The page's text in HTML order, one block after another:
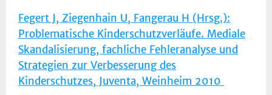
Fegert J, Ziegenhain U, Fangerau H (Hrsg.):
Problematische Kinderschutzverläufe. Mediale
Skandalisierung, fachliche Fehleranalyse und
Strategien zur Verbesserung des
Kinderschutzes, Juventa, Weinheim 2010